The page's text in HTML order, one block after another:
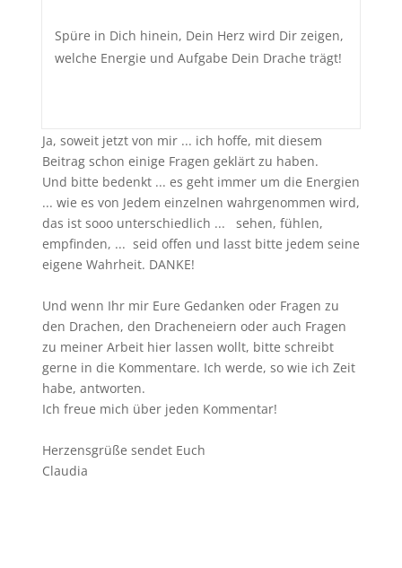
Spüre in Dich hinein, Dein Herz wird Dir zeigen,
welche Energie und Aufgabe Dein Drache trägt!
Ja, soweit jetzt von mir ... ich hoffe, mit diesem
Beitrag schon einige Fragen geklärt zu haben.
Und bitte bedenkt ... es geht immer um die Energien
... wie es von Jedem einzelnen wahrgenommen wird,
das ist sooo unterschiedlich ... sehen, fühlen,
empfinden, ... seid offen und lasst bitte jedem seine
eigene Wahrheit. DANKE!
Und wenn Ihr mir Eure Gedanken oder Fragen zu
den Drachen, den Dracheneiern oder auch Fragen
zu meiner Arbeit hier lassen wollt, bitte schreibt
gerne in die Kommentare. Ich werde, so wie ich Zeit
habe, antworten.
Ich freue mich über jeden Kommentar!
Herzensgrüße sendet Euch
Claudia